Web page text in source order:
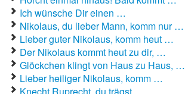
Ich wünsche Dir einen …
Nikolaus, du lieber Mann, komm nur …
Lieber guter Nikolaus, komm heut …
Der Nikolaus kommt heut zu dir, …
Glöckchen klingt von Haus zu Haus, …
Lieber heiliger Nikolaus, komm …